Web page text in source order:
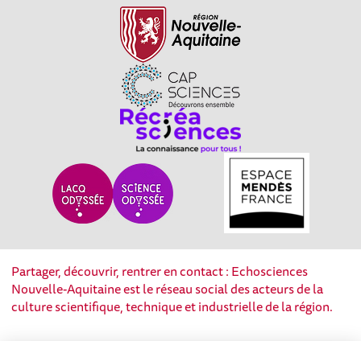
Partager, découvrir, rentrer en contact : Echosciences
Nouvelle-Aquitaine est le réseau social des acteurs de la
culture scientifique, technique et industrielle de la région.